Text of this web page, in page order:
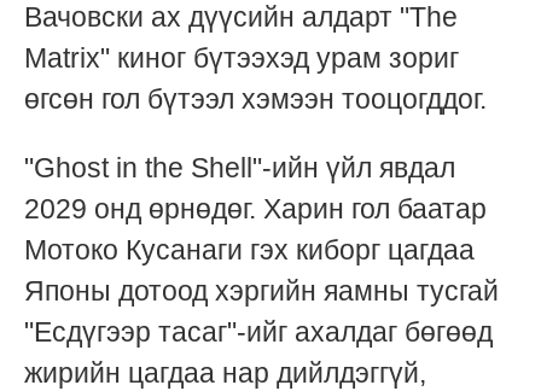
Вачовски ах дүүсийн алдарт "The
Matrix" киног бүтээхэд урам зориг
өгсөн гол бүтээл хэмээн тооцогддог.
"Ghost in the Shell"-ийн үйл явдал
2029 онд өрнөдөг. Харин гол баатар
Мотоко Кусанаги гэх киборг цагдаа
Японы дотоод хэргийн яамны тусгай
"Есдүгээр тасаг"-ийг ахалдаг бөгөөд
жирийн цагдаа нар дийлдэггүй,